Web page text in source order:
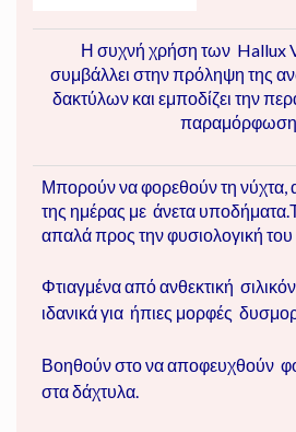
Η συχνή χρήση των Hallux
συμβάλλει στην πρόληψη της
δακτύλων και εμποδίζει την
Μπορούν να φορεθούν τη νύχτα,
της ημέρας με άνετα υποδήματα.
απαλά προς την φυσιολογική
Φτιαγμένα από ανθεκτική
ιδανικά για ήπιες μορφές
Βοηθούν στο να αποφευχθούν
στα δάχτυλα.